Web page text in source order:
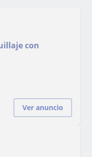
con
Ver anuncio